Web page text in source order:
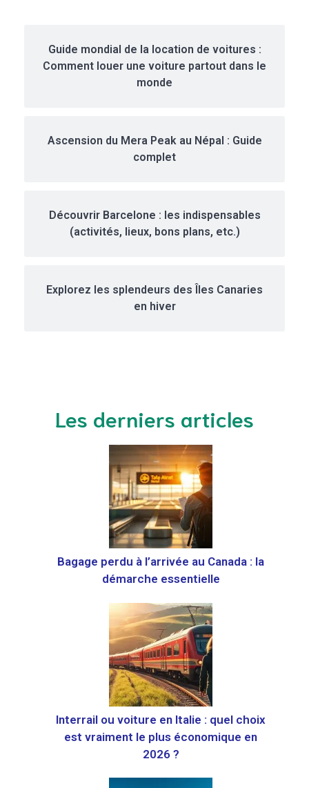
Guide mondial de la location de voitures :
Comment louer une voiture partout dans le
monde
Ascension du Mera Peak au Népal : Guide
complet
Découvrir Barcelone : les indispensables
(activités, lieux, bons plans, etc.)
Explorez les splendeurs des Îles Canaries
en hiver
Les derniers articles
Bagage perdu à l’arrivée au Canada : la
démarche essentielle
Interrail ou voiture en Italie : quel choix
est vraiment le plus économique en
2026 ?